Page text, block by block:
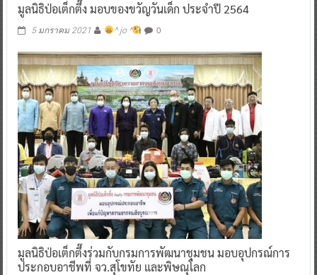
มูลนิธิป่อเต็กตึ๊ง มอบของขวัญวันเด็ก ประจำปี 2564
5 มกราคม 2021 ^ jo ^ 0
มูลนิธิป่อเต็กตึ๊งร่วมกับกรมการพัฒนาชุมชน มอบอุปกรณ์การ
ประกอบอาชีพที่ จว.สุโขทัย และพิษณุโลก